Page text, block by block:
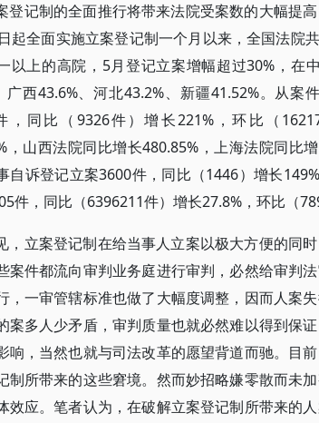
登记制的全面推行将带来法院受案数的大幅提
起全面实施立案登记制一个月以来，全国法院
以上的高院，5月登记立案增幅超过30%，在
广西43.6%、河北43.2%、新疆41.52%。从
，同比（9326件）增长221%，环比（
，山西法院同比增长480.85%，上海法院同比
自诉登记立案3600件，同比（1446）增长
件，同比（6396211件）增长27.8%，环比（
，立案登记制在给当事人立案以极大方便的同
案件都流向审判业务庭进行审判，必然给审判
，一审管辖标准也做了大幅度调整，因而人案
案多人少矛盾，审判质量也就必然难以得到保
响，当然也就与司法改革的愿望背道而驰。目
制所带来的这些窘境。然而妙招略嫌零散而未
效应。笔者认为，在破解立案登记制所带来的